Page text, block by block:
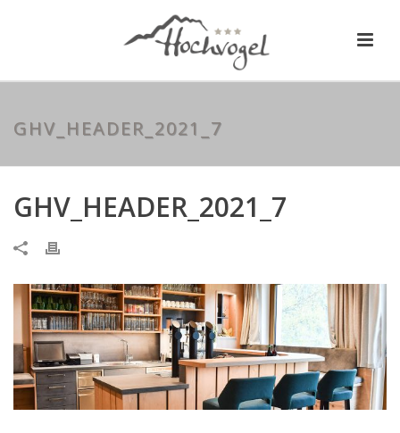
GHV_HEADER_2021_7
GHV_HEADER_2021_7